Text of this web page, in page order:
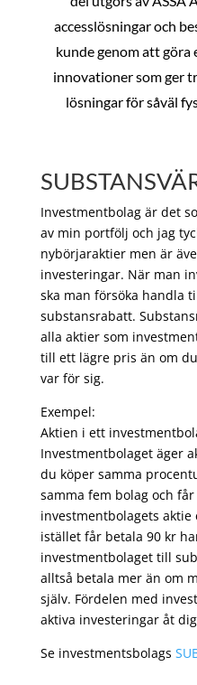
accesslösningar och
kunde genom att göra
innovationer som ger
lösningar för såväl
Investmentbolag är det
av min portfölj och jag
nybörjaraktier men är
investeringar. När man
ska man försöka handla
substansrabatt.
alla aktier som
till ett lägre pris än om
var för sig.
Exempel:
Aktien i ett
Investmentbolaget äger
du köper samma
samma fem bolag och
investmentbolagets
istället får betala 90 kr
investmentbolaget till
alltså betala mer än om
själv. Fördelen med
aktiva investeringar åt
Se investmentsbolags